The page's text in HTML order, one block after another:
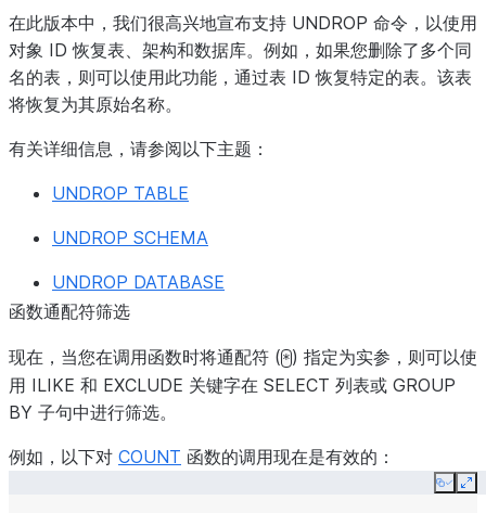
在此版本中，我们很高兴地宣布支持 UNDROP 命令，以使用
对象 ID 恢复表、架构和数据库。例如，如果您删除了多个同
名的表，则可以使用此功能，通过表 ID 恢复特定的表。该表
将恢复为其原始名称。
有关详细信息，请参阅以下主题：
UNDROP TABLE
UNDROP SCHEMA
UNDROP DATABASE
函数通配符筛选
现在，当您在调用函数时将通配符 (*) 指定为实参，则可以使
用 ILIKE 和 EXCLUDE 关键字在 SELECT 列表或 GROUP
BY 子句中进行筛选。
例如，以下对 COUNT 函数的调用现在是有效的：
Copy